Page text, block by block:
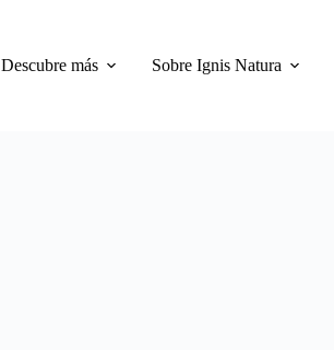
Descubre más Sobre Ignis Natura